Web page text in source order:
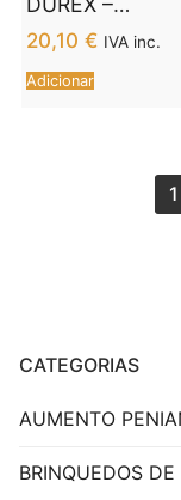
PRESERVATIVOS
NATURAIS 24
UNIDADES
20,10 € IVA inc.
Adicionar
1
CATEGORIAS
AUMENTO
BRINQUEDOS